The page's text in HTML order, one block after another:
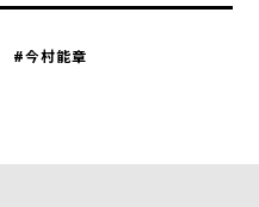
#今村能章